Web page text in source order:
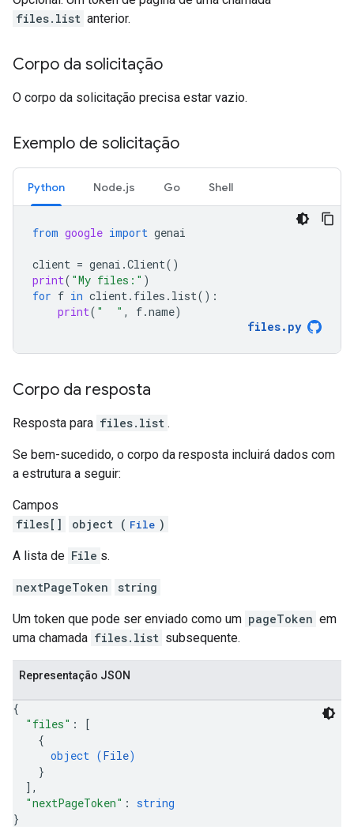
files.list anterior.
Corpo da solicitação
O corpo da solicitação precisa estar vazio.
Exemplo de solicitação
Python Node.js Go Shell
from google import genai
client = genai .Client()
print( "My files:" )
for f in client. files . list():
print( "  " , f.name)
files. py
Corpo da resposta
Resposta para files.list .
Se bem-sucedido, o corpo da resposta incluirá dados com
a estrutura a seguir:
Campos
files[]
object ( File )
A lista de File s.
nextPageToken string
Um token que pode ser enviado como um pageToken em
uma chamada files.list subsequente.
Representação JSON
{
"files" :
[
{
object (File)
}
] ,
"nextPageToken" : string
}